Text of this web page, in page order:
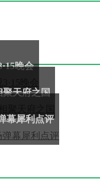
晚会
聚天府之国
幕犀利点评